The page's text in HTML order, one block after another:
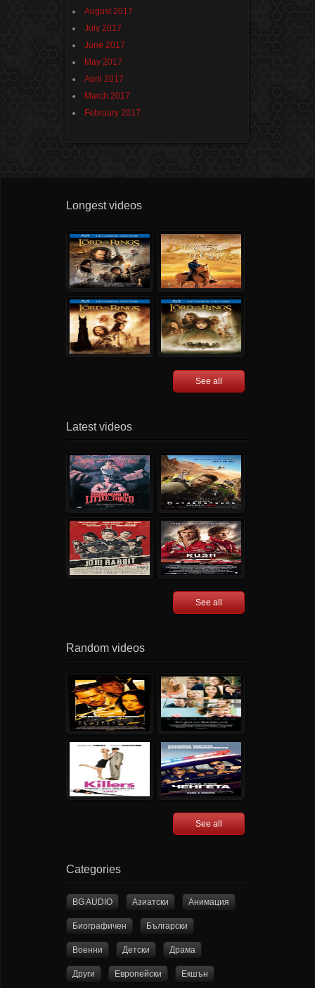
August 2017
July 2017
June 2017
May 2017
April 2017
March 2017
February 2017
Longest videos
See all
Latest videos
See all
Random videos
See all
Categories
BG AUDIO Азиатски Анимация
Биографичен Български
Военни Детски Драма
Други Европейски Екшън